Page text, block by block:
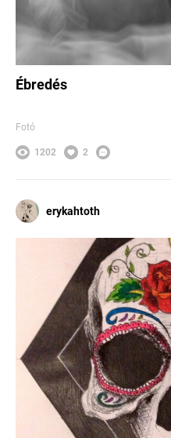
Ébredés
Fotó
1202 2
erykahtoth